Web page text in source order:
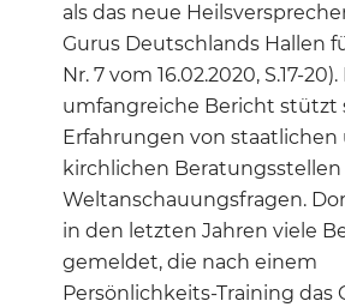
als das neue
Gurus Deutschlands Hallen
Nr. 7 vom 16.02.2020, S.17-
umfangreiche Bericht stützt
Erfahrungen von staatlichen
kirchlichen Beratungsstellen
Weltanschauungsfragen.
in den letzten Jahren viele
gemeldet, die nach einem
Persönlichkeits-Training das